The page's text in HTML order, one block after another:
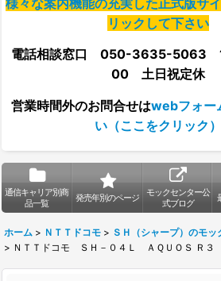
様々な案内機能の充実した正式版サ
リックして下さい
電話相談窓口 050-3635-5063
00 土日祝定休
営業時間外のお問合せはwebフォー
い（ここをクリック）
通信キャリア別商
品一覧
発売年別のページ
モックセンター公
式ブログ
ホーム > ＮＴＴドコモ > ＳＨ（シャープ）のモッ
> ＮＴＴドコモ ＳＨ－０４Ｌ ＡＱＵＯＳ Ｒ３